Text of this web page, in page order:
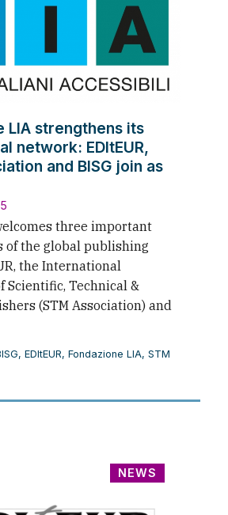
LIA strengthens its
network: EDItEUR,
and BISG join as
three important
of the global publishing
the International
Scientific, Technical &
(STM Association) and
, EDItEUR, Fondazione LIA, STM
NEWS